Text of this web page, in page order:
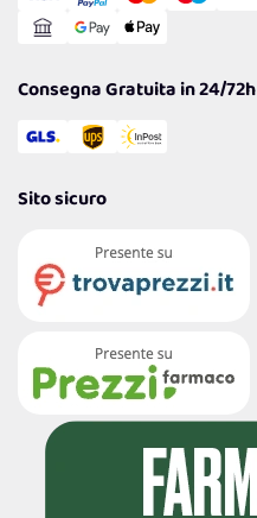
Reso Facile e Veloce
Consegna Gratuita in 24/72h
Sito sicuro